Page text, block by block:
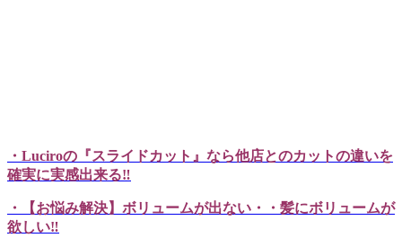
・Luciroの『スライドカット』なら他店とのカットの違いを
確実に実感出来る‼
・【お悩み解決】ボリュームが出ない・・髪にボリュームが
欲しい‼